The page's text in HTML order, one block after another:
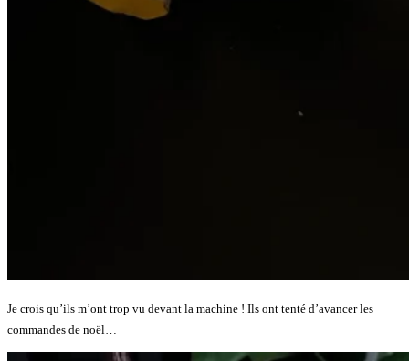
Je crois qu’ils m’ont trop vu devant la machine ! Ils ont tenté d’avancer les
commandes de noël…